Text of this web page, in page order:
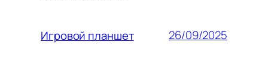
Игровой планшет 26/09/2025